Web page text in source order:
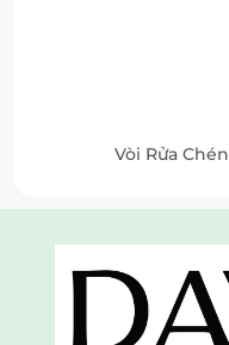
Vòi Rửa Chén